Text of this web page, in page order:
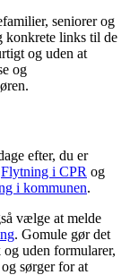
seniorer og
konkrete links til de
og uden at
og
efter, du er
Flytning i CPR og
i kommunen.
vælge at melde
. Gomule gør det
uden formularer,
sørger for at